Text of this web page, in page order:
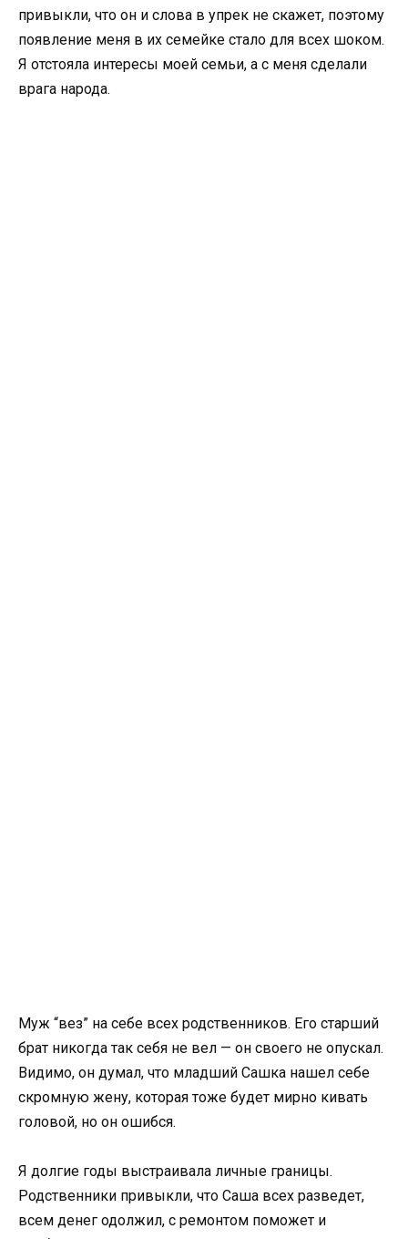
привыкли, что он и слова в упрек не скажет, поэтому
появление меня в их семейке стало для всех шоком.
Я отстояла интересы моей семьи, а с меня сделали
врага народа.
Муж “вез” на себе всех родственников. Его старший
брат никогда так себя не вел — он своего не опускал.
Видимо, он думал, что младший Сашка нашел себе
скромную жену, которая тоже будет мирно кивать
головой, но он ошибся.
Я долгие годы выстраивала личные границы.
Родственники привыкли, что Саша всех разведет,
всем денег одолжил, с ремонтом поможет и